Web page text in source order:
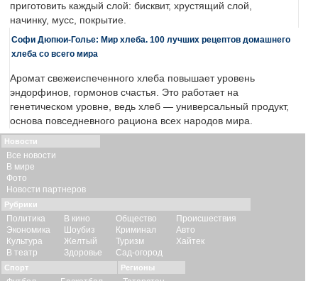
приготовить каждый слой: бисквит, хрустящий слой,
начинку, мусс, покрытие.
Софи Дюпюи-Голье: Мир хлеба. 100 лучших рецептов домашнего
хлеба со всего мира
Аромат свежеиспеченного хлеба повышает уровень
эндорфинов, гормонов счастья. Это работает на
генетическом уровне, ведь хлеб — универсальный продукт,
основа повседневного рациона всех народов мира.
Новости
Все новости
В мире
Фото
Новости партнеров
Рубрики
Политика
Экономика
Культура
В театр
В кино
Шоубиз
Желтый
Здоровье
Общество
Криминал
Туризм
Сад-огород
Происшествия
Авто
Хайтек
Спорт Регионы